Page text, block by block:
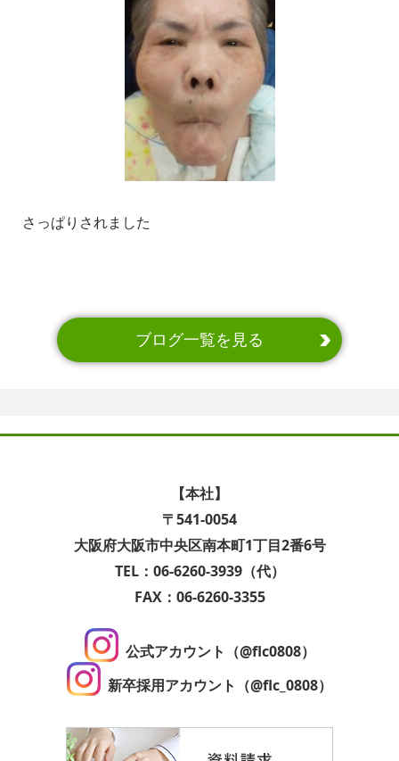
さっぱりされました
ブログ一覧を見る
【本社】
〒541-0054
大阪府大阪市中央区南本町1丁目2番6号
TEL：06-6260-3939（代）
FAX：06-6260-3355
公式アカウント（@flc0808）
新卒採用アカウント（@flc_0808）